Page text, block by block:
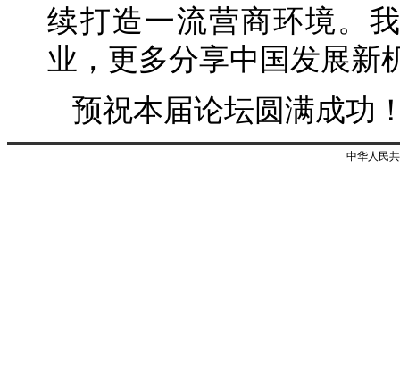
续打造一流营商环境。
业，更多分享中国发展新
预祝本届论坛圆满成功
中华人民